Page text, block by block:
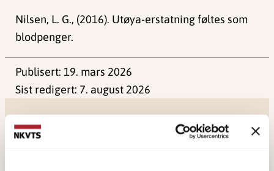
Nilsen, L. G., (2016). Utøya-erstatning føltes som
blodpenger.
Publisert: 19. mars 2026
Sist redigert: 7. august 2026